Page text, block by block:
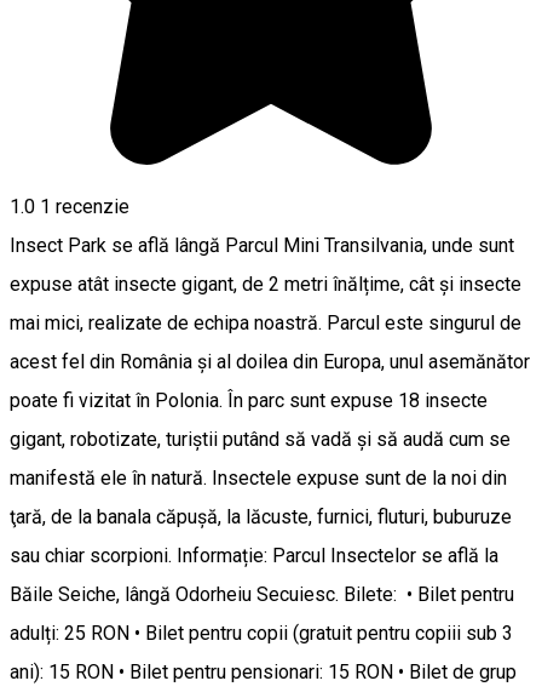
1.0 1 recenzie
Insect Park se află lângă Parcul Mini Transilvania, unde sunt
expuse atât insecte gigant, de 2 metri înălțime, cât și insecte
mai mici, realizate de echipa noastră. Parcul este singurul de
acest fel din România și al doilea din Europa, unul asemănător
poate fi vizitat în Polonia. În parc sunt expuse 18 insecte
gigant, robotizate, turiştii putând să vadă și să audă cum se
manifestă ele în natură. Insectele expuse sunt de la noi din
ţară, de la banala căpuşă, la lăcuste, furnici, fluturi, buburuze
sau chiar scorpioni. Informație: Parcul Insectelor se află la
Băile Seiche, lângă Odorheiu Secuiesc. Bilete: • Bilet pentru
adulți: 25 RON • Bilet pentru copii (gratuit pentru copiii sub 3
ani): 15 RON • Bilet pentru pensionari: 15 RON • Bilet de grup